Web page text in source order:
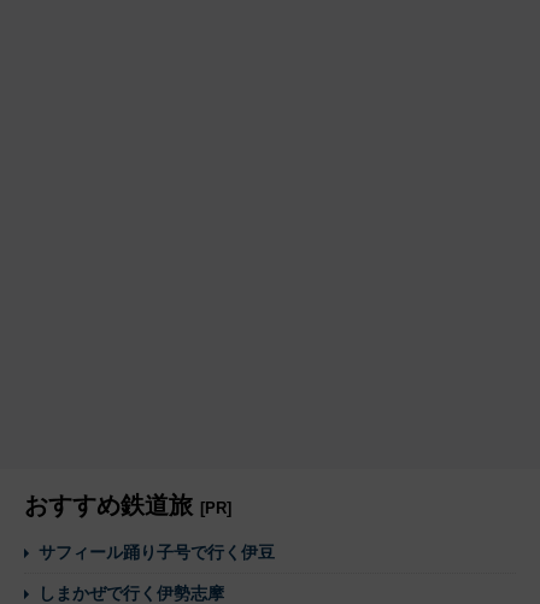
おすすめ鉄道旅 [PR]
サフィール踊り子号で行く伊豆
しまかぜで行く伊勢志摩